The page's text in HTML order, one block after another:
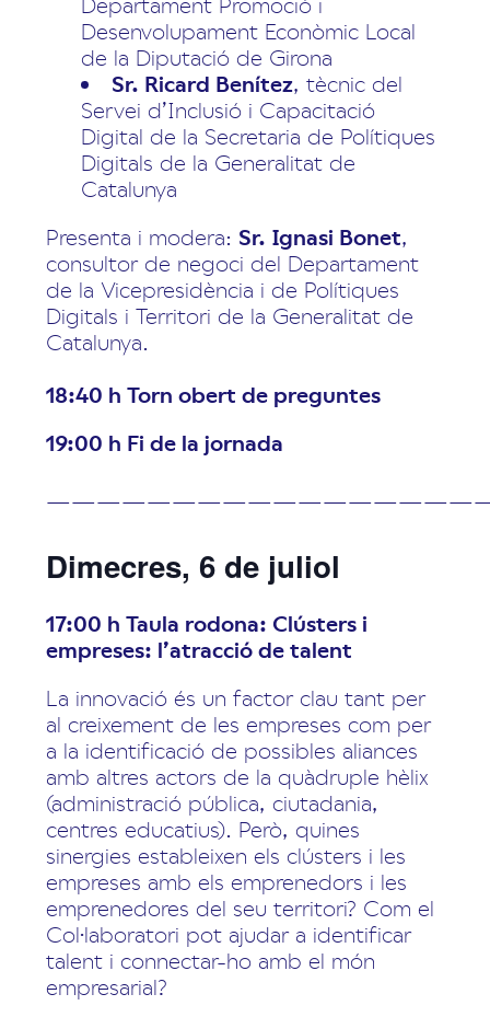
Desenvolupament Econòmic Local
de la Diputació de Girona
Sr. Ricard Benítez, tècnic del
Servei d’Inclusió i Capacitació
Digital de la Secretaria de Polítiques
Digitals de la Generalitat de
Catalunya
Presenta i modera: Sr. Ignasi Bonet,
consultor de negoci del Departament
de la Vicepresidència i de Polítiques
Digitals i Territori de la Generalitat de
Catalunya.
18:40 h Torn obert de preguntes
19:00 h Fi de la jornada
Dimecres, 6 de juliol
17:00 h Taula rodona: Clústers i
empreses: l’atracció de talent
La innovació és un factor clau tant per
al creixement de les empreses com per
a la identificació de possibles aliances
amb altres actors de la quàdruple hèlix
(administració pública, ciutadania,
centres educatius). Però, quines
sinergies estableixen els clústers i les
empreses amb els emprenedors i les
emprenedores del seu territori? Com el
Col·laboratori pot ajudar a identificar
talent i connectar-ho amb el món
empresarial?